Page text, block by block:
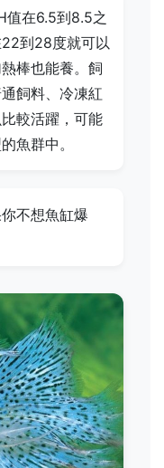
值在6.5到8.5之
到28度就可以
棒也能養。飼
飼料、冷凍紅
較活躍，可能
魚群中。
不想魚缸爆